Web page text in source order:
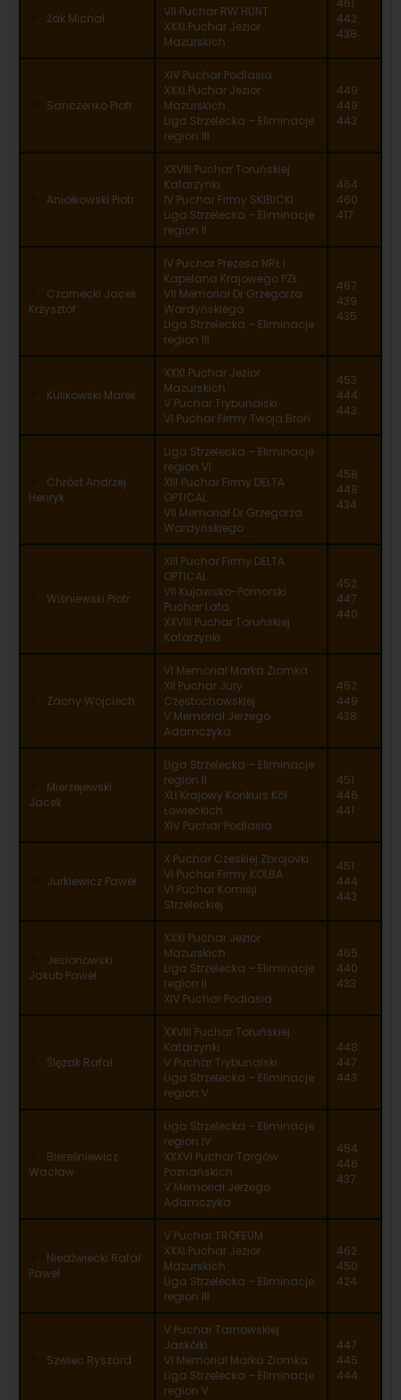
Żak Michał
VII Puchar RW HUNT
XXXI Puchar Jezior
Mazurskich
461
442
438
Sanczenko Piotr
XIV Puchar Podlasia
XXXI Puchar Jezior
Mazurskich
Liga Strzelecka – Eliminacje
region III
449
449
443
Aniołkowski Piotr
XXVIII Puchar Toruńskiej
Katarzynki
IV Puchar Firmy SKIBICKI
Liga Strzelecka – Eliminacje
region II
464
460
417
Czarnecki Jacek
Krzysztof
IV Puchar Prezesa NRŁ i
Kapelana Krajowego PZŁ
VII Memoriał Dr Grzegorza
Wardyńskiego
Liga Strzelecka – Eliminacje
region III
467
439
435
Kulikowski Marek
XXXI Puchar Jezior
Mazurskich
V Puchar Trybunalski
VI Puchar Firmy Twoja Broń
453
444
443
Chróst Andrzej
Henryk
Liga Strzelecka – Eliminacje
region VI
XIII Puchar Firmy DELTA
OPTICAL
VII Memoriał Dr Grzegorza
Wardyńskiego
458
448
434
Wiśniewski Piotr
XIII Puchar Firmy DELTA
OPTICAL
VII Kujawsko-Pomorski
Puchar Lata
XXVIII Puchar Toruńskiej
Katarzynki
452
447
440
Zacny Wojciech
VI Memoriał Marka Ziomka
XII Puchar Jury
Częstochowskiej
V Memoriał Jerzego
Adamczyka
452
449
438
Mierzejewski
Jacek
Liga Strzelecka – Eliminacje
region II
XLI Krajowy Konkurs Kół
Łowieckich
XIV Puchar Podlasia
451
446
441
Jurkiewicz Paweł
X Puchar Czeskiej Zbrojovki
VI Puchar Firmy KOLBA
VI Puchar Komisji
Strzeleckiej
451
444
443
Jesionowski
Jakub Paweł
XXXI Puchar Jezior
Mazurskich
Liga Strzelecka – Eliminacje
region II
XIV Puchar Podlasia
465
440
433
Ślęzak Rafał
XXVIII Puchar Toruńskiej
Katarzynki
V Puchar Trybunalski
Liga Strzelecka – Eliminacje
region V
448
447
443
Biereśniewicz
Wacław
Liga Strzelecka – Eliminacje
region IV
XXXVI Puchar Targów
Poznańskich
V Memoriał Jerzego
Adamczyka
454
446
437
Niedźwiecki Rafał
Paweł
V Puchar TROFEUM
XXXI Puchar Jezior
Mazurskich
Liga Strzelecka – Eliminacje
region III
462
450
424
Szwiec Ryszard
V Puchar Tarnowskiej
Jaskółki
VI Memoriał Marka Ziomka
Liga Strzelecka – Eliminacje
region V
447
445
444